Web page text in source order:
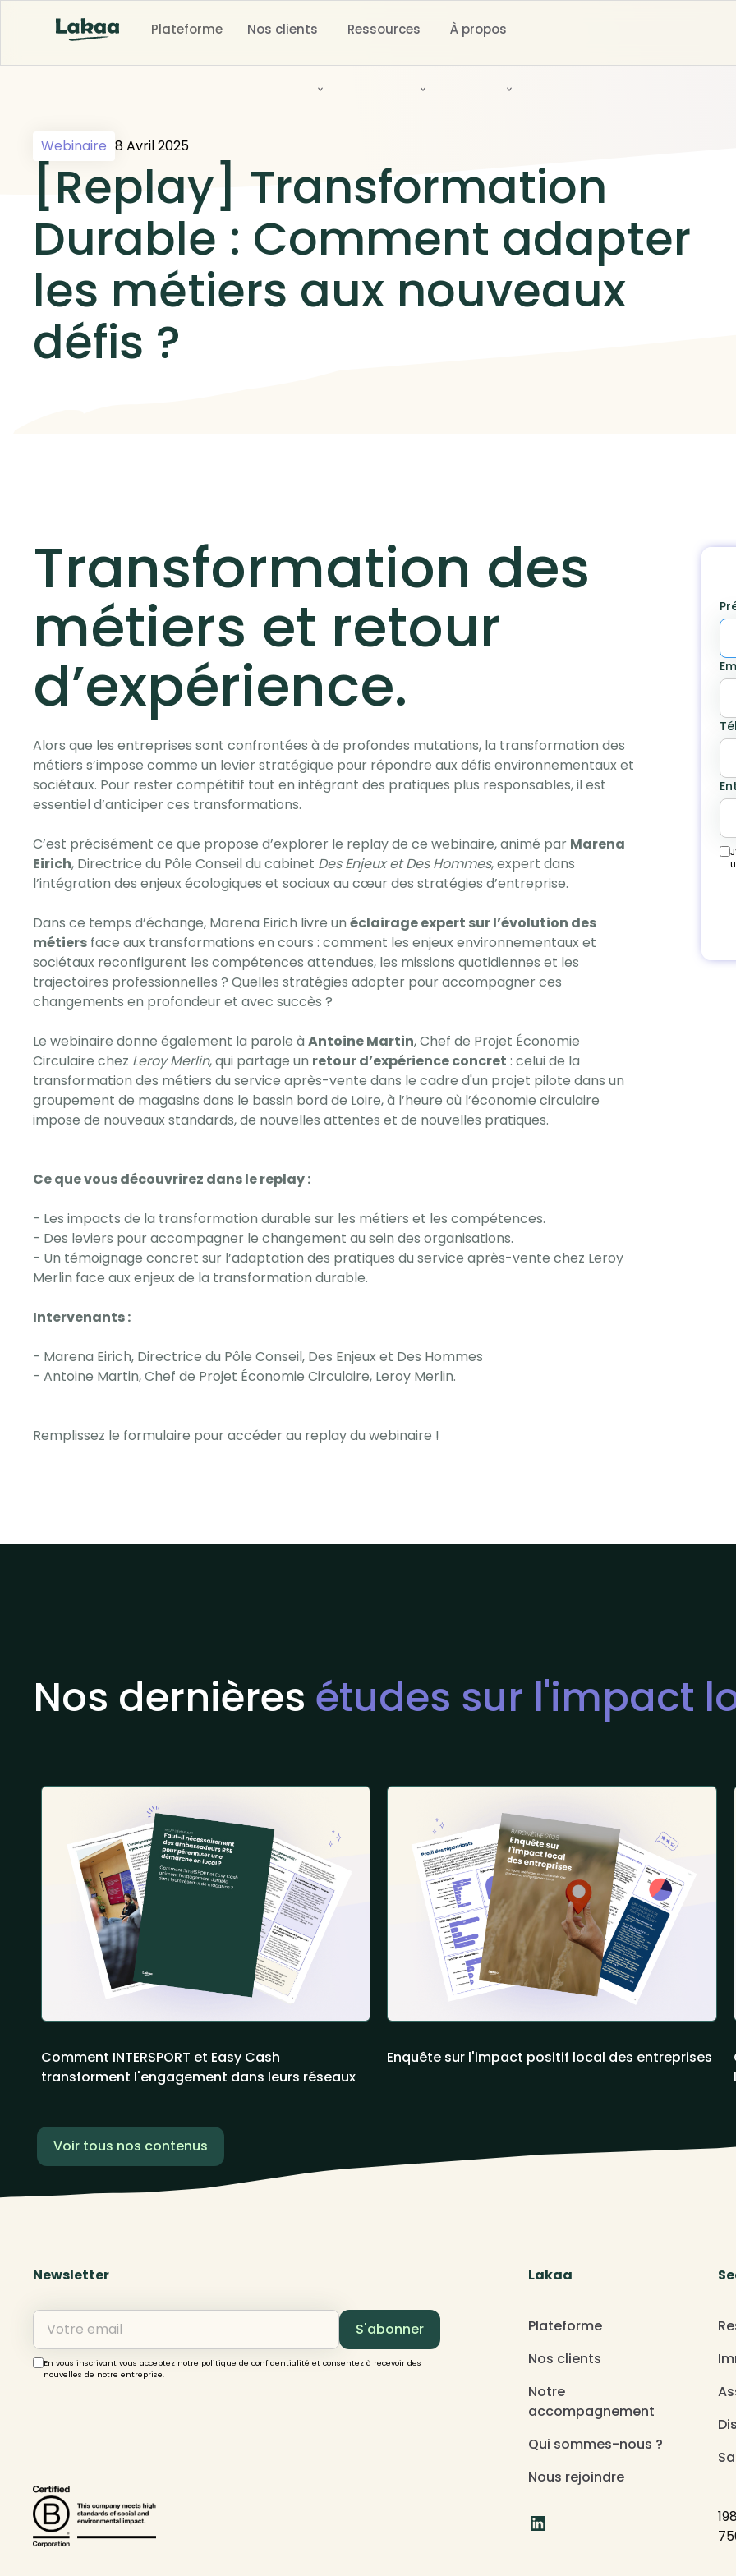
Plateforme Nos clients Ressources À propos
Webinaire 8 Avril 2025
[Replay] Transformation
Durable : Comment adapter
les métiers aux nouveaux
défis ?
Transformation des
métiers et retour
d’expérience.
Alors que les entreprises sont confrontées à de profondes mutations, la transformation des
métiers s’impose comme un levier stratégique pour répondre aux défis environnementaux et
sociétaux. Pour rester compétitif tout en intégrant des pratiques plus responsables, il est
essentiel d’anticiper ces transformations.
C’est précisément ce que propose d’explorer le replay de ce webinaire, animé par Marena
Eirich, Directrice du Pôle Conseil du cabinet Des Enjeux et Des Hommes, expert dans
l’intégration des enjeux écologiques et sociaux au cœur des stratégies d’entreprise.
Dans ce temps d’échange, Marena Eirich livre un éclairage expert sur l’évolution des
métiers face aux transformations en cours : comment les enjeux environnementaux et
sociétaux reconfigurent les compétences attendues, les missions quotidiennes et les
trajectoires professionnelles ? Quelles stratégies adopter pour accompagner ces
changements en profondeur et avec succès ?
Le webinaire donne également la parole à Antoine Martin, Chef de Projet Économie
Circulaire chez Leroy Merlin, qui partage un retour d’expérience concret : celui de la
transformation des métiers du service après-vente dans le cadre d'un projet pilote dans un
groupement de magasins dans le bassin bord de Loire, à l’heure où l’économie circulaire
impose de nouveaux standards, de nouvelles attentes et de nouvelles pratiques.
Ce que vous découvrirez dans le replay :
- Les impacts de la transformation durable sur les métiers et les compétences.
- Des leviers pour accompagner le changement au sein des organisations.
- Un témoignage concret sur l’adaptation des pratiques du service après-vente chez Leroy
Merlin face aux enjeux de la transformation durable.‍‍
Intervenants :
- Marena Eirich, Directrice du Pôle Conseil, Des Enjeux et Des Hommes
- Antoine Martin, Chef de Projet Économie Circulaire, Leroy Merlin.
Remplissez le formulaire pour accéder au replay du webinaire !
Nos dernières études sur l'impact
Comment INTERSPORT et Easy Cash
transforment l'engagement dans leurs réseaux
Enquête sur l'impact positif local des entreprises
Voir tous nos contenus
Newsletter
En vous inscrivant vous acceptez notre politique de confidentialité et consentez à recevoir des
nouvelles de notre entreprise.
Lakaa
Plateforme
Nos clients
Notre
accompagnement
Qui sommes-nous ?
Nous rejoindre